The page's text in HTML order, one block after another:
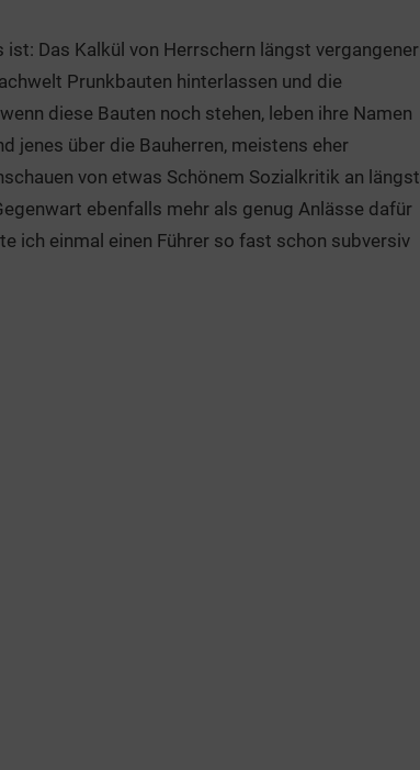
Das Kalkül von Herrschern längst vergangener
Prunkbauten hinterlassen und die
diese Bauten noch stehen, leben ihre Namen
jenes über die Bauherren, meistens eher
von etwas Schönem Sozialkritik an längst
ebenfalls mehr als genug Anlässe dafür
ich einmal einen Führer so fast schon subversiv